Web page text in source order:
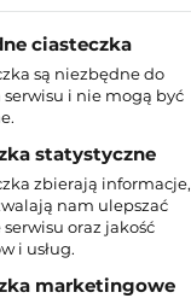
ciasteczka
są niezbędne do
serwisu i nie mogą być
statystyczne
zbierają informacje,
nam ulepszać
serwisu oraz jakość
i usług.
marketingowe